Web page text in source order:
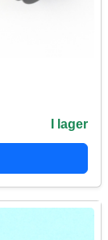
I lager